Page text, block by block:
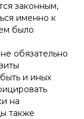
законным,
именно к
было
обязательно
и иных
на
также